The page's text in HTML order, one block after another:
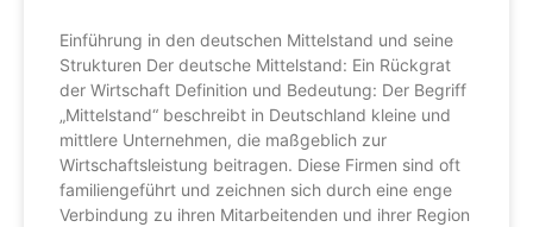
Einführung in den deutschen Mittelstand und seine
Strukturen Der deutsche Mittelstand: Ein Rückgrat
der Wirtschaft Definition und Bedeutung: Der Begriff
„Mittelstand“ beschreibt in Deutschland kleine und
mittlere Unternehmen, die maßgeblich zur
Wirtschaftsleistung beitragen. Diese Firmen sind oft
familiengeführt und zeichnen sich durch eine enge
Verbindung zu ihren Mitarbeitenden und ihrer Region